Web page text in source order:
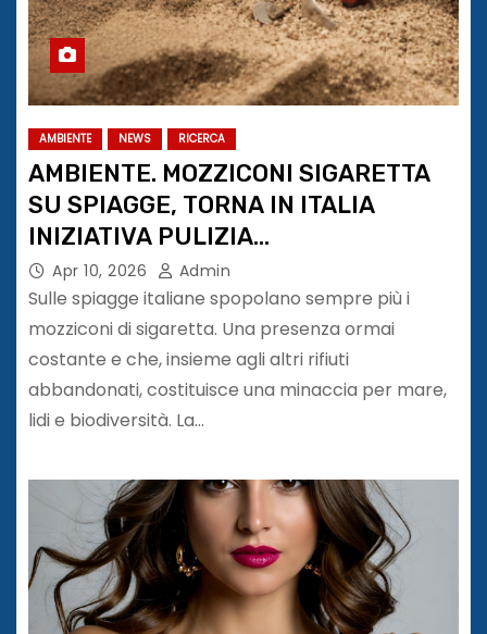
AMBIENTE NEWS RICERCA
AMBIENTE. MOZZICONI SIGARETTA
SU SPIAGGE, TORNA IN ITALIA
INIZIATIVA PULIZIA
#SpiaggeFondaliPuliti #tiriamolisu
Apr 10, 2026 Admin
Sulle spiagge italiane spopolano sempre più i
mozziconi di sigaretta. Una presenza ormai
costante e che, insieme agli altri rifiuti
abbandonati, costituisce una minaccia per mare,
lidi e biodiversità. La…